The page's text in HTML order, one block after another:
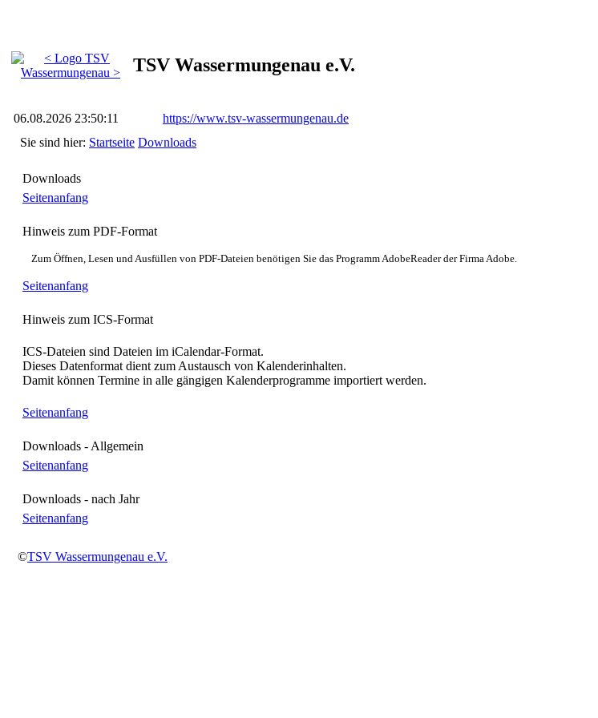
TSV Wassermungenau e.V.
06.08.2026 23:50:11
https://www.tsv-wassermungenau.de
Sie sind hier: Startseite Downloads
Downloads
Seitenanfang
Hinweis zum PDF-Format
Zum Öffnen, Lesen und Ausfüllen von PDF-Dateien benötigen Sie das Programm AdobeReader der Firma Adobe.
Seitenanfang
Hinweis zum ICS-Format
ICS-Dateien sind Dateien im iCalendar-Format.
Dieses Datenformat dient zum Austausch von Kalenderinhalten.
Damit können Termine in alle gängigen Kalenderprogramme importiert werden.
Seitenanfang
Downloads - Allgemein
Seitenanfang
Downloads - nach Jahr
Seitenanfang
©TSV Wassermungenau e.V.